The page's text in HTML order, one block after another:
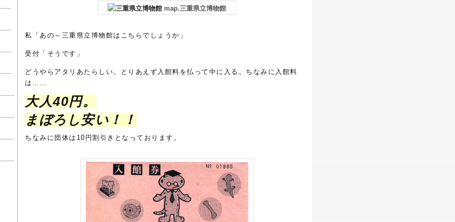
map.三重県立博物館
私「あの～三重県立博物館はこちらでしょうか」
受付「そうです」
どうやらアタリあたらしい。とりあえず入館料を払って中に入る。ちなみに入館料
は……
大人40円。
まぼろし安い！！
ちなみに団体は10円割引きとなっております。